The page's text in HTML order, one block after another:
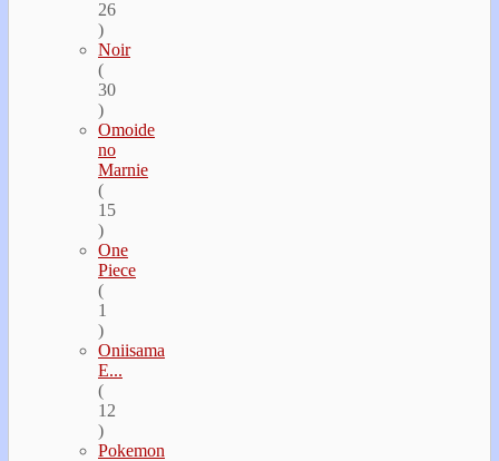
26
)
Noir
(
30
)
Omoide
no
Marnie
(
15
)
One
Piece
(
1
)
Oniisama
E...
(
12
)
Pokemon